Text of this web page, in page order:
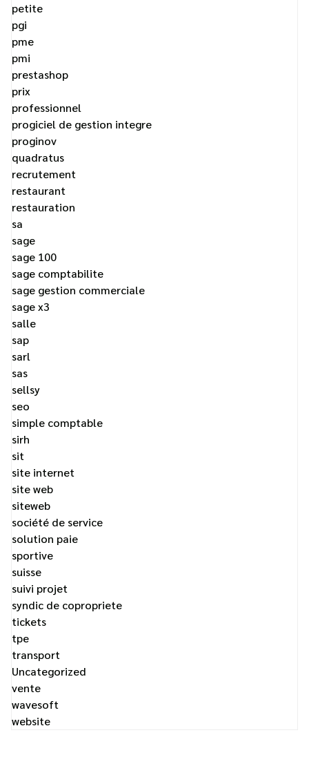
petite
pgi
pme
pmi
prestashop
prix
professionnel
progiciel de gestion integre
proginov
quadratus
recrutement
restaurant
restauration
sa
sage
sage 100
sage comptabilite
sage gestion commerciale
sage x3
salle
sap
sarl
sas
sellsy
seo
simple comptable
sirh
sit
site internet
site web
siteweb
société de service
solution paie
sportive
suisse
suivi projet
syndic de copropriete
tickets
tpe
transport
Uncategorized
vente
wavesoft
website